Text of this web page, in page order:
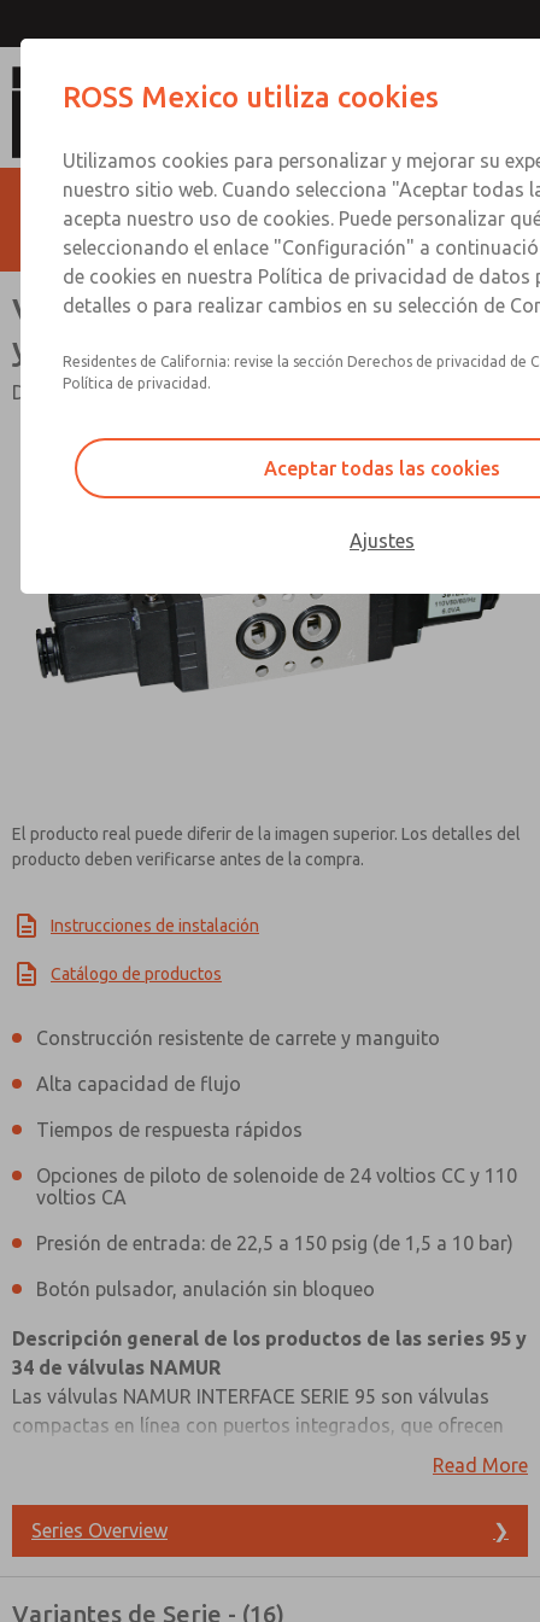
Válvulas NAMUR [Series ROSS 95
y 34]
Diseño de válvula de carrete o bola
El producto real puede diferir de la imagen superior. Los detalles del
producto deben verificarse antes de la compra.
Instrucciones de instalación
Catálogo de productos
Construcción resistente de carrete y manguito
Alta capacidad de flujo
Tiempos de respuesta rápidos
Opciones de piloto de solenoide de 24 voltios CC y 110
voltios CA
Presión de entrada: de 22,5 a 150 psig (de 1,5 a 10 bar)
Botón pulsador, anulación sin bloqueo
Descripción general de los productos de las series 95 y
34 de válvulas NAMUR
Las válvulas NAMUR INTERFACE SERIE 95 son válvulas
compactas en línea con puertos integrados, que ofrecen
una configuración de 5/2 vías con control piloto por
110 voltios CA para el control por solenoide, con un
tamaño de puerto fijo de 1/4". Estas válvulas cuentan con
garantiza durabilidad y alta capacidad de flujo. Los
Read More
Series Overview ❯
Variantes de Serie - (16)
Contact ROSS Mexico for
¿Método de Contacto Preferido?
Correo Electrónico
Teléfono
ROSS Mexico utiliza cookies
Utilizamos cookies para personalizar y mejorar su
nuestro sitio web. Cuando selecciona "Aceptar todas
acepta nuestro uso de cookies. Puede personalizar
seleccionando el enlace "Configuración" a
de cookies en nuestra Política de privacidad de datos
detalles o para realizar cambios en su selección de
Residentes de California: revise la sección Derechos de privacidad de
Política de privacidad.
Aceptar todas las cookies
Ajustes